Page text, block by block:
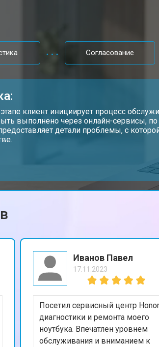
от 60
от
от
от 60
от 60
Согласование
клиент инициирует процесс
выполнено через онлайн-сервисы,
детали проблемы, с
Иванов Павел
17.11.2023
Посетил сервисный центр
диагностики и ремонта моего
ноутбука. Впечатлен уровнем
обслуживания и вниманием к